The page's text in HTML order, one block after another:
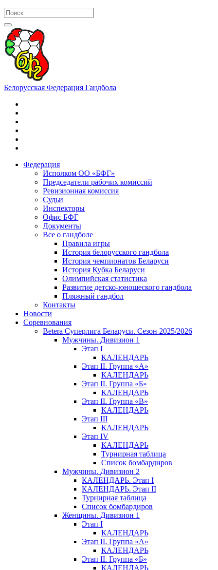
Белорусская Федерация Гандбола
Федерация
Исполком ОО «БФГ»
Председатели рабочих комиссий
Ревизионная комиссия
Судьи
Инспекторы
Офис БФГ
Документы
Все о гандболе
Правила игры
История белорусского гандбола
История чемпионатов Беларуси
История Кубка Беларуси
Олимпийская статистика
Развитие детско-юношеского гандбола
Пляжный гандбол
Контакты
Новости
Соревнования
Betera Суперлига Беларуси. Сезон 2025/2026
Мужчины. Дивизион 1
Этап I
КАЛЕНДАРЬ
Этап II. Группа «А»
КАЛЕНДАРЬ
Этап II. Группа «Б»
КАЛЕНДАРЬ
Этап II. Группа «В»
КАЛЕНДАРЬ
Этап III
КАЛЕНДАРЬ
Этап IV
КАЛЕНДАРЬ
Турнирная таблица
Список бомбардиров
Мужчины. Дивизион 2
КАЛЕНДАРЬ. Этап I
КАЛЕНДАРЬ. Этап II
Турнирная таблица
Список бомбардиров
Женщины. Дивизион 1
Этап I
КАЛЕНДАРЬ
Этап II. Группа «А»
КАЛЕНДАРЬ
Этап II. Группа «Б»
КАЛЕНДАРЬ